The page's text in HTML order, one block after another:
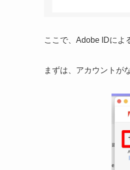
ここで、Adobe IDによ
まずは、アカウントが